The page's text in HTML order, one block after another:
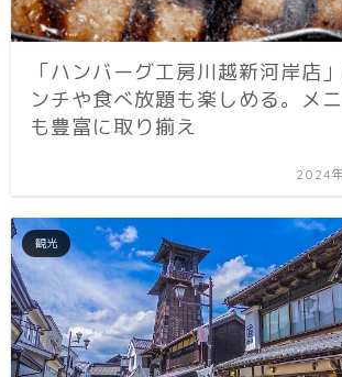
「ハンバーグ工房川越新河岸店
ンチや食べ放題も楽しめる。メ
も豊富に取り揃え
2024
観光